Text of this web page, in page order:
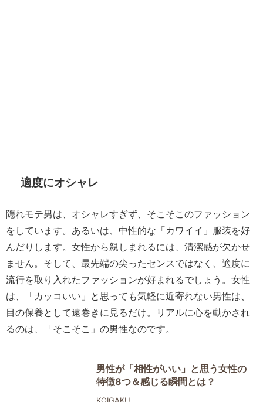
適度にオシャレ
隠れモテ男は、オシャレすぎず、そこそこのファッション
をしています。あるいは、中性的な「カワイイ」服装を好
んだりします。女性から親しまれるには、清潔感が欠かせ
ません。そして、最先端の尖ったセンスではなく、適度に
流行を取り入れたファッションが好まれるでしょう。女性
は、「カッコいい」と思っても気軽に近寄れない男性は、
目の保養として遠巻きに見るだけ。リアルに心を動かされ
るのは、「そこそこ」の男性なのです。
男性が「相性がいい」と思う女性の
特徴8つ＆感じる瞬間とは？